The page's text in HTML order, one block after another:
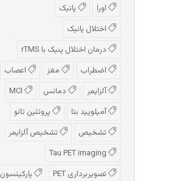
اورا
پانیک
اختلال پانیک
درمان اختلال پنیک با rTMS
اضطراب
مغز
اعصاب
آلزایمر
دمانس
آمیلویید بتا
پروتئین تائو
تشخیص
تشخیص آلزایمر
تصویربرداری PET
پارکینسون